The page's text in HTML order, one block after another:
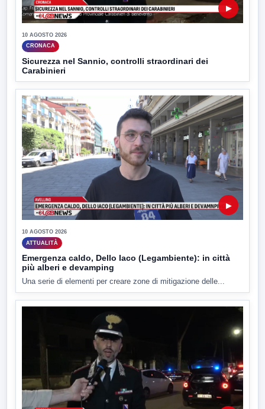
▶
10 AGOSTO 2026
CRONACA
Sicurezza nel Sannio, controlli straordinari dei
Carabinieri
▶
10 AGOSTO 2026
ATTUALITÀ
Emergenza caldo, Dello Iaco (Legambiente): in città
più alberi e devamping
Una serie di elementi per creare zone di mitigazione delle...